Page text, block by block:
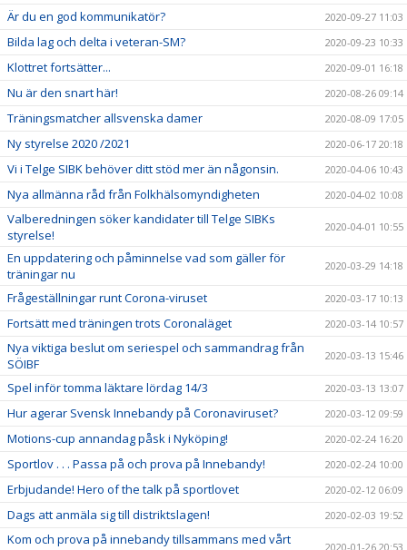
Är du en god kommunikatör? 2020-09-27 11:03
Bilda lag och delta i veteran-SM? 2020-09-23 10:33
Klottret fortsätter... 2020-09-01 16:18
Nu är den snart här! 2020-08-26 09:14
Träningsmatcher allsvenska damer 2020-08-09 17:05
Ny styrelse 2020 /2021 2020-06-17 20:18
Vi i Telge SIBK behöver ditt stöd mer än någonsin. 2020-04-06 10:43
Nya allmänna råd från Folkhälsomyndigheten 2020-04-02 10:08
Valberedningen söker kandidater till Telge SIBKs
styrelse!
2020-04-01 10:55
En uppdatering och påminnelse vad som gäller för
träningar nu
2020-03-29 14:18
Frågeställningar runt Corona-viruset 2020-03-17 10:13
Fortsätt med träningen trots Coronaläget 2020-03-14 10:57
Nya viktiga beslut om seriespel och sammandrag från
SÖIBF
2020-03-13 15:46
Spel inför tomma läktare lördag 14/3 2020-03-13 13:07
Hur agerar Svensk Innebandy på Coronaviruset? 2020-03-12 09:59
Motions-cup annandag påsk i Nyköping! 2020-02-24 16:20
Sportlov . . . Passa på och prova på Innebandy! 2020-02-24 10:00
Erbjudande! Hero of the talk på sportlovet 2020-02-12 06:09
Dags att anmäla sig till distriktslagen! 2020-02-03 19:52
Kom och prova på innebandy tillsammans med vårt
2020-01-26 20:53